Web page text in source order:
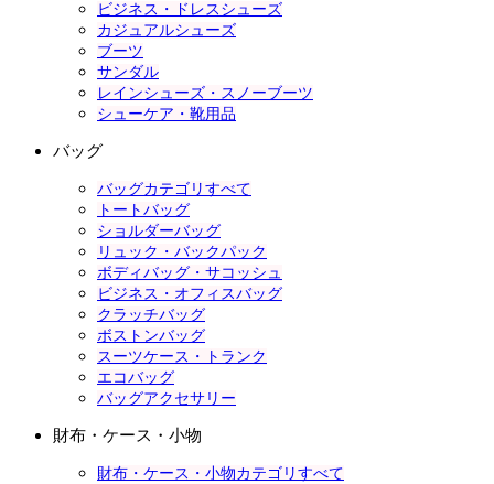
ビジネス・ドレスシューズ
カジュアルシューズ
ブーツ
サンダル
レインシューズ・スノーブーツ
シューケア・靴用品
バッグ
バッグカテゴリすべて
トートバッグ
ショルダーバッグ
リュック・バックパック
ボディバッグ・サコッシュ
ビジネス・オフィスバッグ
クラッチバッグ
ボストンバッグ
スーツケース・トランク
エコバッグ
バッグアクセサリー
財布・ケース・小物
財布・ケース・小物カテゴリすべて